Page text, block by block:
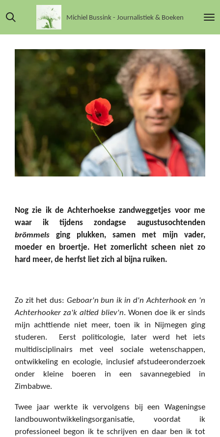
Ga
direct
naar
hoofdinhoud
Michiel Bussink - Journalistiek & Boeken
Nog zie ik de Achterhoekse zandweggetjes voor me
waar ik tijdens zondagse augustusochtenden
brömmels ging plukken, samen met mijn vader,
moeder en broertje. Het zomerlicht scheen niet zo
hard meer, de herfst liet zich al bijna ruiken.
Zo zit het dus: Geboar'n bun ik in d'n Achterhook en 'n
Achterhooker za'k altied bliev'n. Wonen doe ik er sinds
mijn achttiende niet meer, toen ik in Nijmegen ging
studeren.
Eerst politicologie, later werd het iets
multidisciplinairs met veel sociale wetenschappen,
ontwikkeling en ecologie, inclusief afstudeeronderzoek
onder kleine boeren in een savannegebied in
Zimbabwe.
Twee jaar werkte ik vervolgens bij een Wageningse
landbouwontwikkelingsorganisatie, voordat ik
professioneel begon ik te schrijven en daar ben ik tot